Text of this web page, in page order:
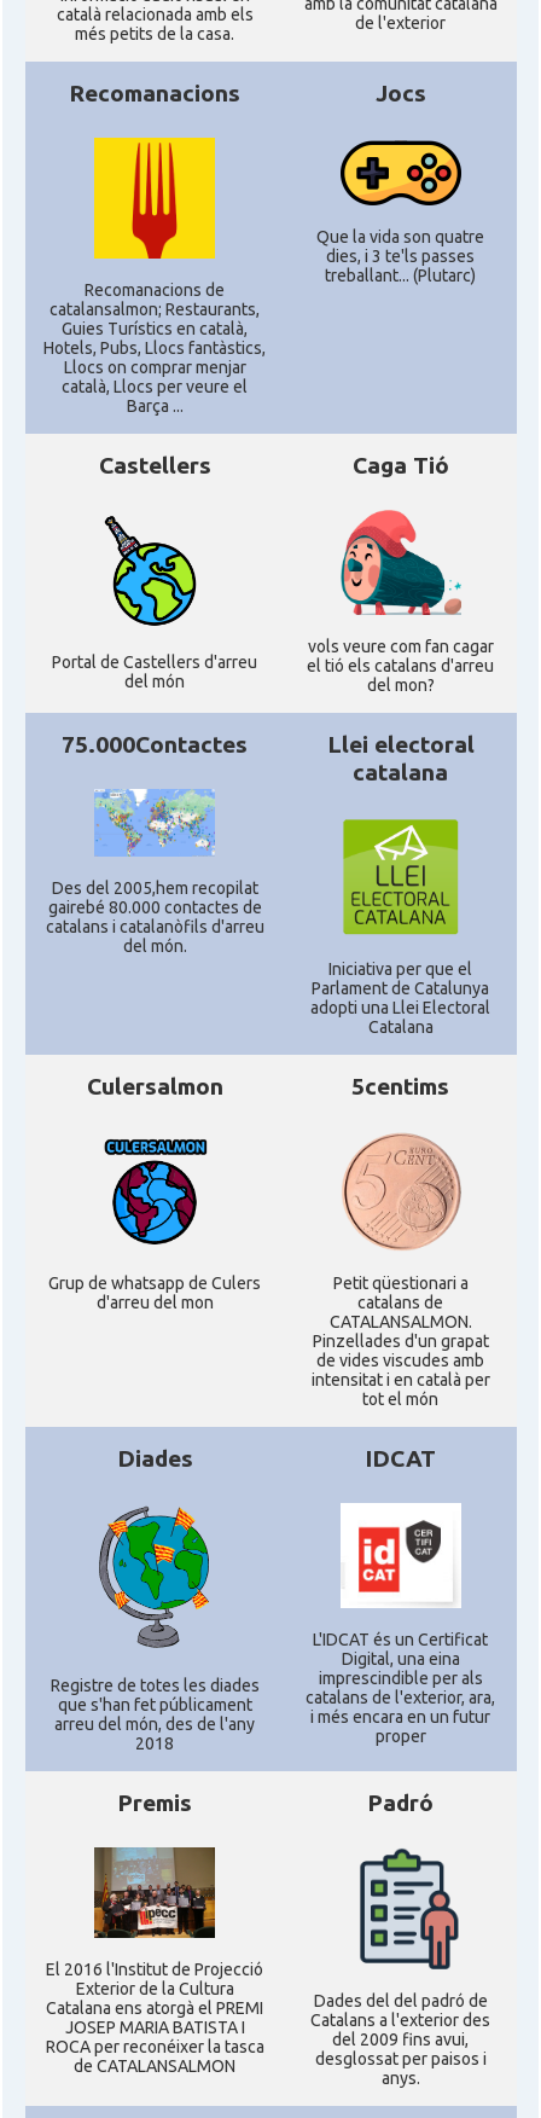
Casal Fundació Paulí Bellet
Casal
(NACS)
Acció
Acció ACCIÓ a Silicon Valley
Acció Acció a Washington DC
Delegació
Delegació del Govern als Estats
Units i Canadà (New York)
Delegació
Delegació del Govern als Estats
Units i Canadà (Washington)
Consolat Consolat general a Boston
Consolat Consolat general a Chicago
Consolat Consolat general a Houston
Consolat general a Los Angeles
Consolat general a Miami
Consolat Consolat general a San Francisco
Consolat Consolat general a Washington
Ambaixada espanyola a Estats Units
d'Amèrica
* + ambaixades i consolats
català relacionada amb els
més petits de la casa.
de l'exterior
Recomanacions
Recomanacions de
catalansalmon; Restaurants,
Guies Turístics en català,
Hotels, Pubs, Llocs fantàstics,
Llocs on comprar menjar
català, Llocs per veure el
Barça ...
Jocs
Que la vida son quatre
dies, i 3 te'ls passes
treballant... (Plutarc)
Castellers
Portal de Castellers d'arreu
del món
Caga Tió
vols veure com fan cagar
el tió els catalans d'arreu
del mon?
75.000Contactes
Des del 2005,hem recopilat
gairebé 80.000 contactes de
catalans i catalanòfils d'arreu
del món.
Llei electoral
catalana
Iniciativa per que el
Parlament de Catalunya
adopti una Llei Electoral
Catalana
Culersalmon
Grup de whatsapp de Culers
d'arreu del mon
5centims
Petit qüestionari a
catalans de
CATALANSALMON.
Pinzellades d'un grapat
de vides viscudes amb
intensitat i en català per
tot el món
Diades
Registre de totes les diades
que s'han fet públicament
arreu del món, des de l'any
2018
IDCAT
L'IDCAT és un Certificat
Digital, una eina
imprescindible per als
catalans de l'exterior, ara,
i més encara en un futur
proper
Premis
El 2016 l'Institut de Projecció
Exterior de la Cultura
Catalana ens atorgà el PREMI
JOSEP MARIA BATISTA I
ROCA per reconéixer la tasca
de CATALANSALMON
Padró
Dades del del padró de
Catalans a l'exterior des
del 2009 fins avui,
desglossat per paisos i
anys.